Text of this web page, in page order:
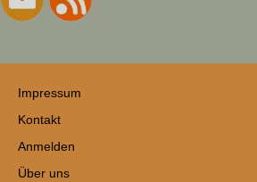
Impressum
Kontakt
Anmelden
Über uns